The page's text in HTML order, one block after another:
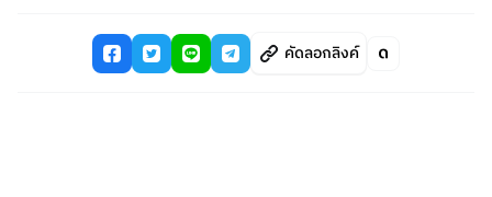
คัดลอกลิงค์